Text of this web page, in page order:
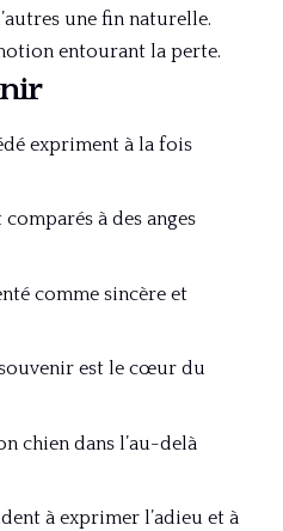
une fin naturelle.
entourant la perte.
expriment à la fois
à des anges
comme sincère et
est le cœur du
chien dans l’au-delà
à exprimer l’adieu et à